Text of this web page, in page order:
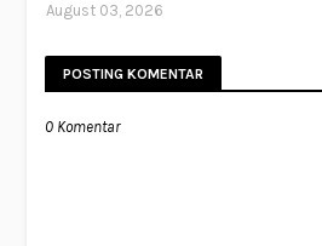
August 03, 2026
POSTING KOMENTAR
0 Komentar